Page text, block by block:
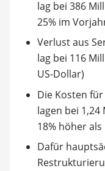
lag bei 386
25% im
Verlust aus
lag bei 116
US-Dollar)
Die Kosten
lagen bei
18% höher als
Dafür